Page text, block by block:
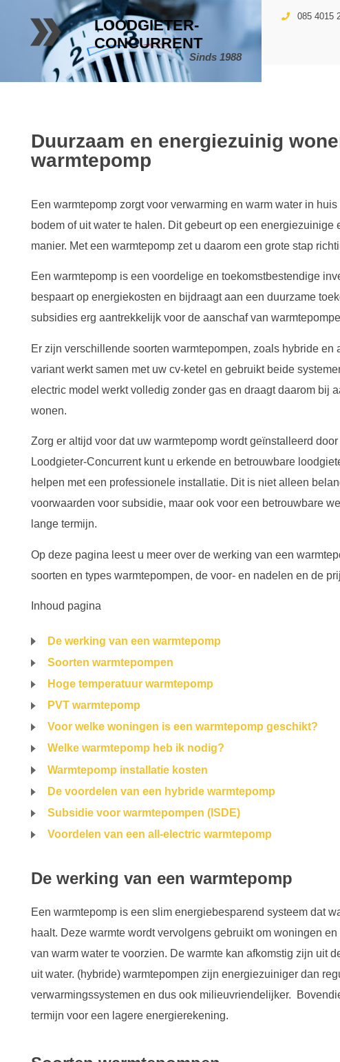
LOODGIETER-
CONCURRENT
Sinds 1988
085 4015
Duurzaam en energiezuinig
warmtepomp
Een warmtepomp zorgt voor verwarming en warm water in
bodem of uit water te halen. Dit gebeurt op een energiezuinige
manier. Met een warmtepomp zet u daarom een grote stap
Een warmtepomp is een voordelige en toekomstbestendige
bespaart op energiekosten en bijdraagt aan een duurzame
subsidies erg aantrekkelijk voor de aanschaf van
Er zijn verschillende soorten warmtepompen, zoals hybride en
variant werkt samen met uw cv-ketel en gebruikt beide
electric model werkt volledig zonder gas en draagt daarom bij
wonen.
Zorg er altijd voor dat uw warmtepomp wordt geïnstalleerd
Loodgieter-Concurrent kunt u erkende en betrouwbare
helpen met een professionele installatie. Dit is niet alleen
voorwaarden voor subsidie, maar ook voor een betrouwbare
lange termijn.
Op deze pagina leest u meer over de werking van een
soorten en types warmtepompen, de voor- en nadelen en de
Inhoud pagina
De werking van een warmtepomp
Soorten warmtepompen
Hoge temperatuur warmtepomp
PVT warmtepomp
Voor welke woningen is een warmtepomp geschikt?
Welke warmtepomp heb ik nodig?
Warmtepomp installatie kosten
De voordelen van een hybride warmtepomp
Subsidie voor warmtepompen (ISDE)
Voordelen van een all-electric warmtepomp
De werking van een warmtepomp
Een warmtepomp is een slim energiebesparend systeem dat
haalt. Deze warmte wordt vervolgens gebruikt om woningen
van warm water te voorzien. De warmte kan afkomstig zijn uit
uit water. (hybride) warmtepompen zijn energiezuiniger dan
verwarmingssystemen en dus ook milieuvriendelijker.
termijn voor een lagere energierekening.